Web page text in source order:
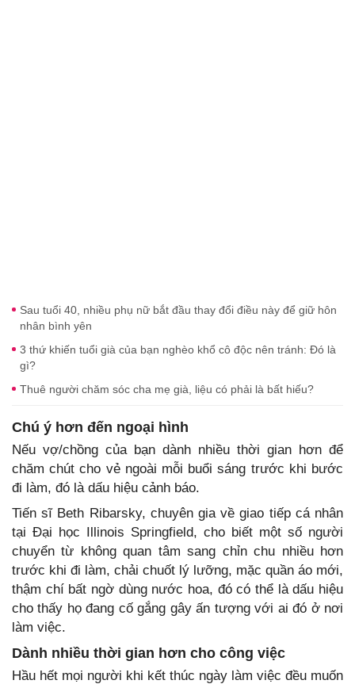
Sau tuổi 40, nhiều phụ nữ bắt đầu thay đổi điều này để giữ hôn
nhân bình yên
3 thứ khiến tuổi già của bạn nghèo khổ cô độc nên tránh: Đó là
gì?
Thuê người chăm sóc cha mẹ già, liệu có phải là bất hiếu?
Chú ý hơn đến ngoại hình
Nếu vợ/chồng của bạn dành nhiều thời gian hơn để
chăm chút cho vẻ ngoài mỗi buổi sáng trước khi bước
đi làm, đó là dấu hiệu cảnh báo.
Tiến sĩ Beth Ribarsky, chuyên gia về giao tiếp cá nhân
tại Đại học Illinois Springfield, cho biết một số người
chuyển từ không quan tâm sang chỉn chu nhiều hơn
trước khi đi làm, chải chuốt lý lưỡng, mặc quần áo mới,
thậm chí bất ngờ dùng nước hoa, đó có thể là dấu hiệu
cho thấy họ đang cố gắng gây ấn tượng với ai đó ở nơi
làm việc.
Dành nhiều thời gian hơn cho công việc
Hầu hết mọi người khi kết thúc ngày làm việc đều muốn